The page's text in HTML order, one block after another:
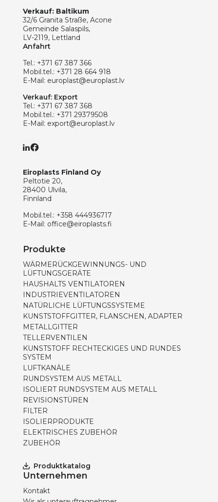
Verkauf: Baltikum
32/6 Granita Straße, Acone
Gemeinde Salaspils,
LV-2119, Lettland
Anfahrt
Tel.: +371 67 387 366
Mobil.tel.: +371 28 664 918
E-Mail: europlast@europlast.lv
Verkauf: Export
Tel.: +371 67 387 368
Mobil.tel.: +371 29379508
E-Mail: export@europlast.lv
Eiroplasts Finland Oy
Peltotie 20,
28400 Ulvila,
Finnland
Mobil.tel.: +358 444936717
E-Mail: office@eiroplasts.fi
Produkte
WÄRMERÜCKGEWINNUNGS- UND
LÜFTUNGSGERÄTE
HAUSHALTS VENTILATOREN
INDUSTRIEVENTILATOREN
NATÜRLICHE LÜFTUNGSSYSTEME
KUNSTSTOFFGITTER, FLANSCHEN, ADAPTER
METALLGITTER
TELLERVENTILEN
KUNSTSTOFF RECHTECKIGES UND RUNDES
SYSTEM
LUFTKANÄLE
RUNDSYSTEM AUS METALL
ISOLIERT RUNDSYSTEM AUS METALL
REVISIONSTÜREN
FILTER
ISOLIERPRODUKTE
ELEKTRISCHES ZUBEHÖR
ZUBEHÖR
Produktkatalog
Unternehmen
Kontakt